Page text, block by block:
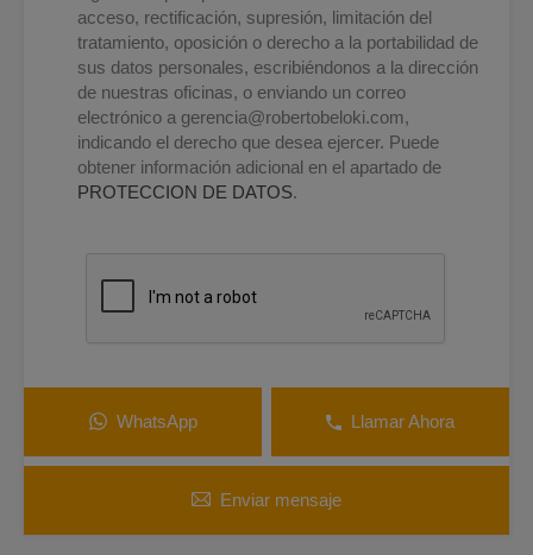
acceso, rectificación, supresión, limitación del
tratamiento, oposición o derecho a la portabilidad de
sus datos personales, escribiéndonos a la dirección
de nuestras oficinas, o enviando un correo
electrónico a gerencia@robertobeloki.com,
indicando el derecho que desea ejercer. Puede
obtener información adicional en el apartado de
PROTECCION DE DATOS.
WhatsApp Llamar Ahora
Enviar mensaje